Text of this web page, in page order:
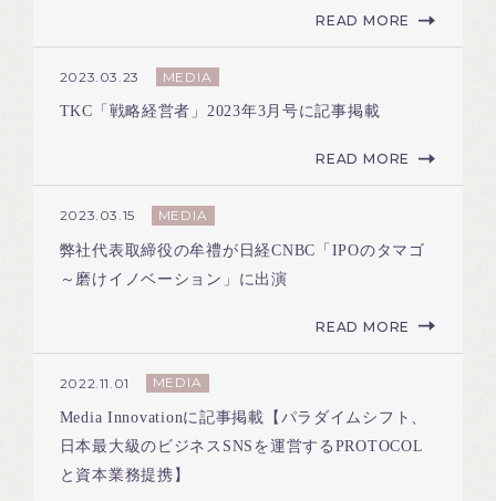
READ MORE
2023.03.23 MEDIA
TKC「戦略経営者」2023年3月号に記事掲載
READ MORE
2023.03.15 MEDIA
弊社代表取締役の牟禮が日経CNBC「IPOのタマゴ
～磨けイノベーション」に出演
READ MORE
2022.11.01 MEDIA
Media Innovationに記事掲載【パラダイムシフト、
日本最大級のビジネスSNSを運営するPROTOCOL
と資本業務提携】